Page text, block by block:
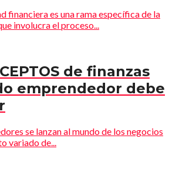
financiera es una rama específica de la
involucra el proceso...
de finanzas
emprendedor debe
se lanzan al mundo de los negocios
variado de...